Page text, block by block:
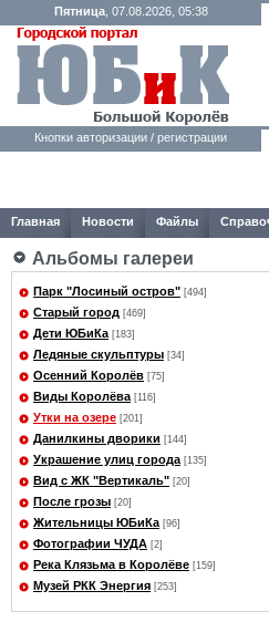
Пятница, 07.08.2026, 05:38
Кнопки авторизации / регистрации
Главная Новости Файлы
Альбомы галереи
Парк "Лосиный остров" [494]
Старый город [469]
Дети ЮБиКа [183]
Ледяные скульптуры [34]
Осенний Королёв [75]
Виды Королёва [116]
Утки на озере [201]
Данилкины дворики [144]
Украшение улиц города [135]
Вид с ЖК "Вертикаль" [20]
После грозы [20]
Жительницы ЮБиКа [96]
Фотографии ЧУДА [2]
Река Клязьма в Королёве [159]
Музей РКК Энергия [253]